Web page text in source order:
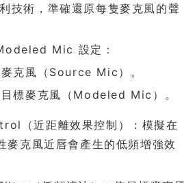
技術，準確還原每隻麥克風的聲
Mic 設定：
克風（Source Mic）。
標麥克風（Modeled Mic）。
（近距離效果控制）：模擬在
麥克風近唇會產生的低頻增強效